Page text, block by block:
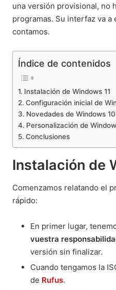
una versión provisional, no
programas. Su interfaz va
contamos.
Índice de contenidos
Instalación de Windows 11
Configuración inicial de
Novedades de Windows
Personalización de
Conclusiones
Instalación de
Comenzamos relatando el
rápido:
En primer lugar,
vuestra
versión sin finalizar.
Cuando tengamos la
de Rufus.